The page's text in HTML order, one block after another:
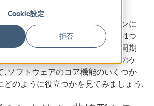
Cookie設定
拒否
問題は, 特に優れたソリューションに
ります. 最近, そのようなケースの1つ
気回路に関する問題に対する時間周期
というケースが挙げられます. このケ
, ソフトウェアのコア機能のいくつか
どのように役立つかを見てみましょう.